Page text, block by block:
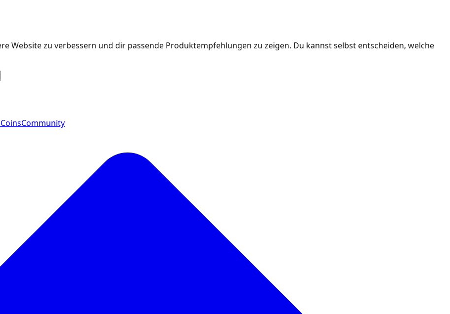
Website zu verbessern und dir passende Produktempfehlungen zu zeigen. Du kannst selbst entscheiden, welche
Community